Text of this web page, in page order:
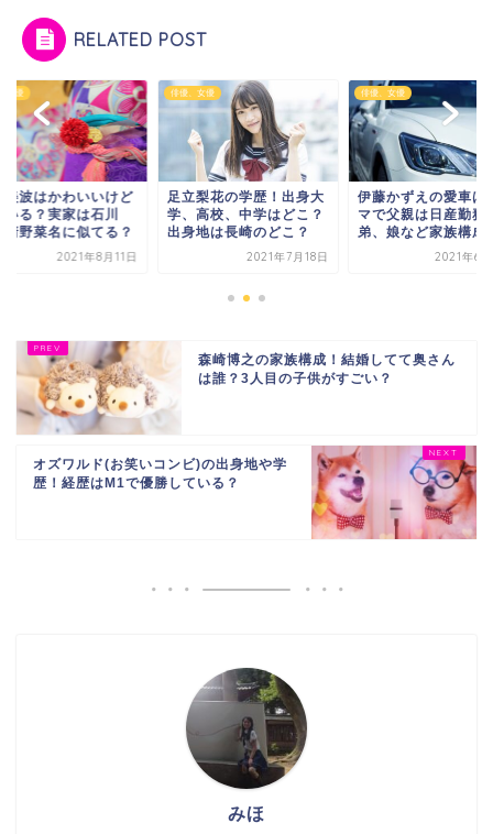
RELATED POST
女優
美波はかわいいけど
いる？実家は石川
清野菜名に似てる？
2021年8月11日
俳優、女優
足立梨花の学歴！出身大
学、高校、中学はどこ？
出身地は長崎のどこ？
2021年7月18日
俳優、女優
伊藤かずえの愛車は
マで父親は日産勤務
弟、娘など家族構成
2021年6
森崎博之の家族構成！結婚してて奥さん
は誰？3人目の子供がすごい？
オズワルド(お笑いコンビ)の出身地や学
歴！経歴はM1で優勝している？
みほ